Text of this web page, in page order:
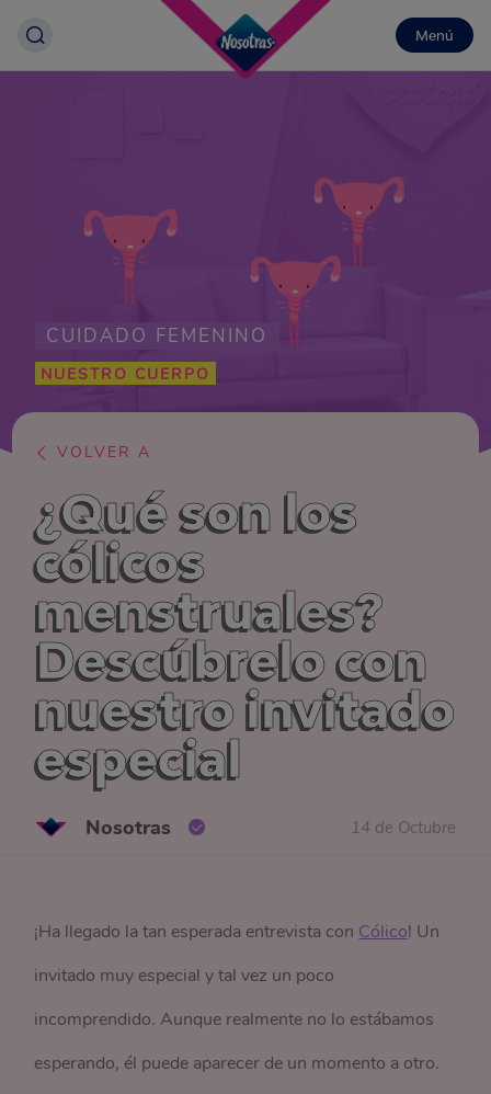
Menú
CUIDADO FEMENINO
NUESTRO CUERPO
VOLVER A
¿Qué son los
cólicos
menstruales?
Descúbrelo con
nuestro invitado
especial
Nosotras 14 de Octubre
¡Ha llegado la tan esperada entrevista con Cólico! Un
invitado muy especial y tal vez un poco
incomprendido. Aunque realmente no lo estábamos
esperando, él puede aparecer de un momento a otro.